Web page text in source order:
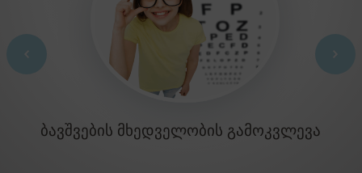
ᲑᲐᲕᲨᲕᲔᲑᲘᲡ ᲛᲮᲔᲓᲕᲔᲚᲝᲑᲘᲡ ᲒᲐᲛᲝᲙᲕᲚᲔᲕᲐ